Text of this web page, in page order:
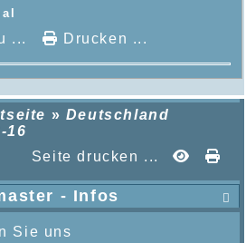
... Drucken ...
» Deutschland
16
Seite drucken ...

- Infos
Sie uns